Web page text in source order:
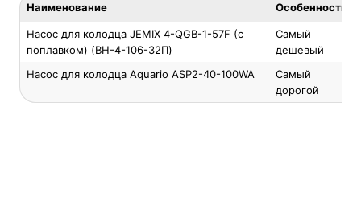
Наименование Особенность
Насос для колодца JEMIX 4-QGB-1-57F (с
поплавком) (ВН-4-106-32П)
Самый
дешевый
Насос для колодца Aquario ASP2-40-100WA
Самый
дорогой